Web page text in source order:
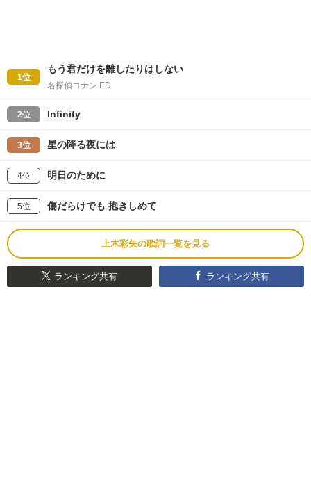
1位
もう君だけを離したりはしない
名探偵コナン ED
2位 Infinity
3位 星の降る夜には
4位 明日のために
5位 傷だらけでも 抱きしめて
上木彩矢の歌詞一覧を見る
ランキング共有 ランキング共有